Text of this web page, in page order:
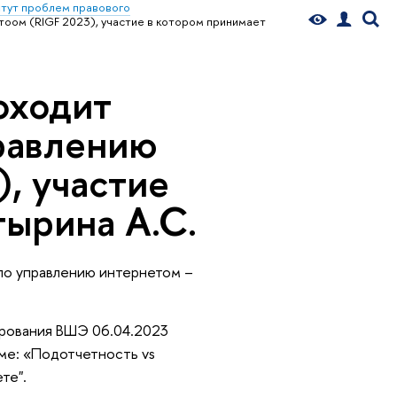
проблем правового
(RIGF 2023), участие в котором принимает
участие
А.С.
управлению интернетом –
ВШЭ 06.04.2023
«Подотчетность vs